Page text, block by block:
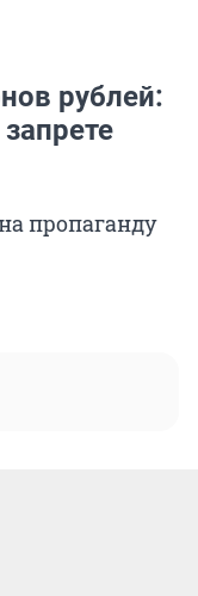
рублей:
пропаганду